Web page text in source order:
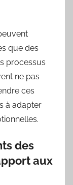
que des
processus
ne pas
ces
à adapter
des
aux